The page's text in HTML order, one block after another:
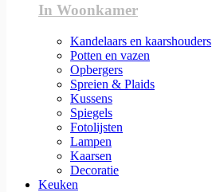
In Woonkamer
Kandelaars en kaarshouders
Potten en vazen
Opbergers
Spreien & Plaids
Kussens
Spiegels
Fotolijsten
Lampen
Kaarsen
Decoratie
Keuken